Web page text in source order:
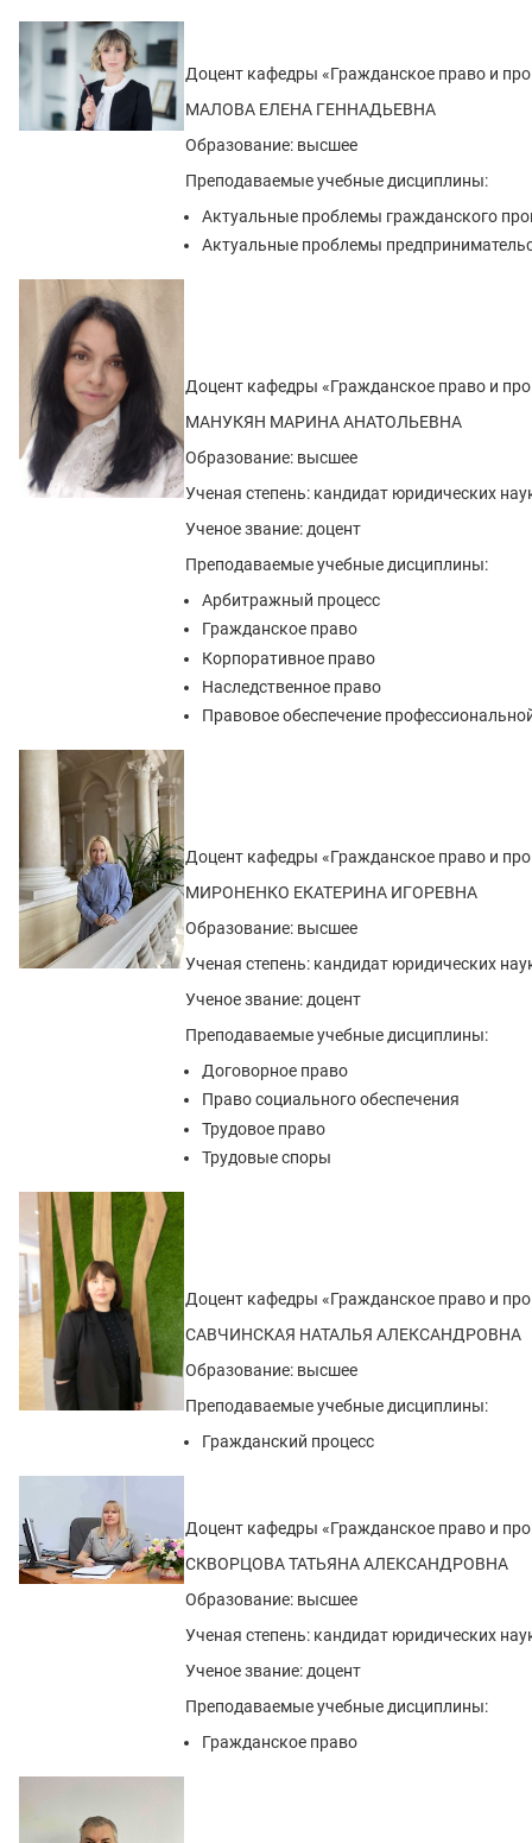
Доцент кафедры «Гражданское право и
МАЛОВА ЕЛЕНА ГЕННАДЬЕВНА
Образование: высшее
Преподаваемые учебные дисциплины:
Актуальные проблемы гражданского
Актуальные проблемы
Доцент кафедры «Гражданское право и
МАНУКЯН МАРИНА АНАТОЛЬЕВНА
Образование: высшее
Ученая степень: кандидат юридических
Ученое звание: доцент
Преподаваемые учебные дисциплины:
Арбитражный процесс
Гражданское право
Корпоративное право
Наследственное право
Правовое обеспечение
Доцент кафедры «Гражданское право и
МИРОНЕНКО ЕКАТЕРИНА ИГОРЕВНА
Образование: высшее
Ученая степень: кандидат юридических
Ученое звание: доцент
Преподаваемые учебные дисциплины:
Договорное право
Право социального обеспечения
Трудовое право
Трудовые споры
Доцент кафедры «Гражданское право и
САВЧИНСКАЯ НАТАЛЬЯ АЛЕКСАНДРОВНА
Образование: высшее
Преподаваемые учебные дисциплины:
Гражданский процесс
Доцент кафедры «Гражданское право и
СКВОРЦОВА ТАТЬЯНА АЛЕКСАНДРОВНА
Образование: высшее
Ученая степень: кандидат юридических
Ученое звание: доцент
Преподаваемые учебные дисциплины:
Гражданское право